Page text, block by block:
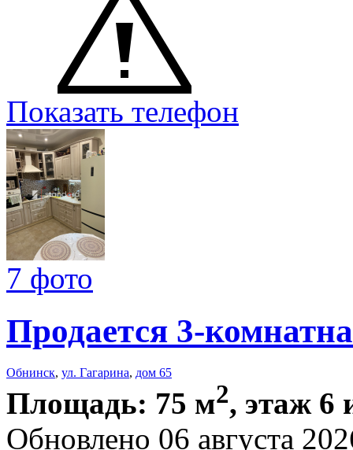
Показать телефон
7 фото
Продается 3-
Обнинск, ул. Гагарина, дом 65
Площадь: 75 м2, этаж 6
Обновлено 06 августа